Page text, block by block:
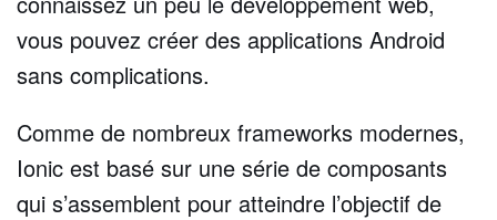
vous pouvez créer des applications Android
sans complications.
Comme de nombreux frameworks modernes,
Ionic est basé sur une série de composants
qui s’assemblent pour atteindre l’objectif de